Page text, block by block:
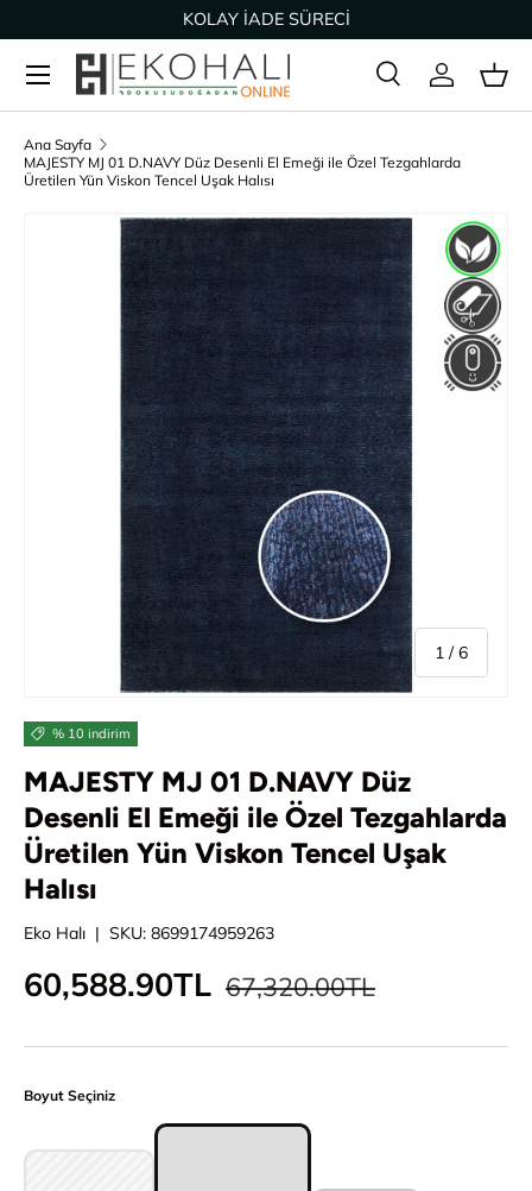
İçeriğe geç
KOLAY İADE SÜRECİ
Arama
Ürün türü
Ara Giriş Yap
Ana Sayfa
MAJESTY MJ 01 D.NAVY Düz Desenli El Emeği ile Özel Tezgahlarda
Üretilen Yün Viskon Tencel Uşak Halısı
Ürün bilgisine geç
1 //6
% 10 indirim
MAJESTY MJ 01 D.NAVY Düz
Desenli El Emeği ile Özel Tezgahlarda
Üretilen Yün Viskon Tencel Uşak
Halısı
Eko Halı | SKU: 8699174959263
İndirimli fiyat
60,588.90TL Normal fiyat
67,320.00TL
Boyut Seçiniz